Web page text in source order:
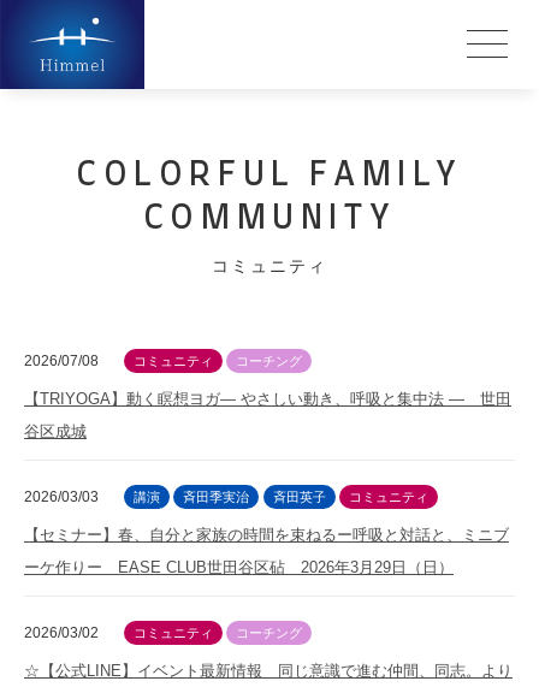
COLORFUL FAMILY
COMMUNITY
コミュニティ
2026/07/08 コミュニティ コーチング
【TRIYOGA】動く瞑想ヨガ― やさしい動き、呼吸と集中法 ― 世田
谷区成城
2026/03/03 講演 斉田季実治 斉田英子 コミュニティ
【セミナー】春、自分と家族の時間を束ねるー呼吸と対話と、ミニブ
ーケ作りー EASE CLUB世田谷区砧 2026年3月29日（日）
2026/03/02 コミュニティ コーチング
☆【公式LINE】イベント最新情報 同じ意識で進む仲間、同志。より